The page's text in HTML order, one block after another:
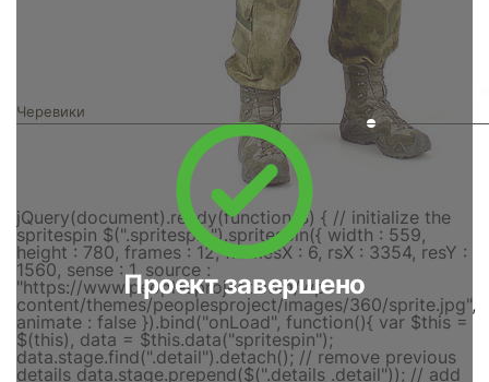
Черевики
Проект завершено